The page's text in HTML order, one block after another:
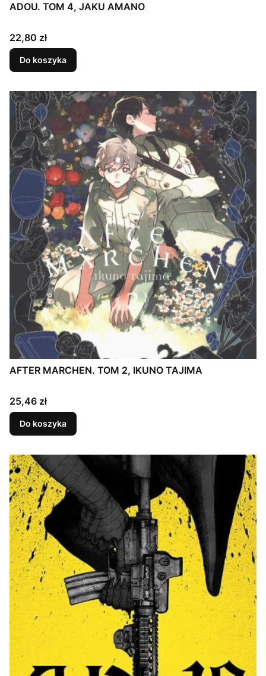
ADOU. TOM 4, JAKU AMANO
Cena
22,80 zł
Do koszyka
AFTER MARCHEN. TOM 2, IKUNO TAJIMA
Cena
25,46 zł
Do koszyka